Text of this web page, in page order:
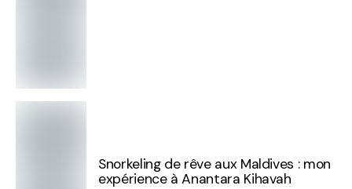
Snorkeling de rêve aux Maldives : mon
expérience à Anantara Kihavah